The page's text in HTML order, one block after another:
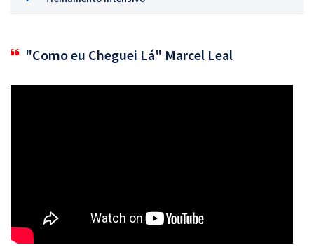
"Como eu Cheguei Lá" Marcel Leal